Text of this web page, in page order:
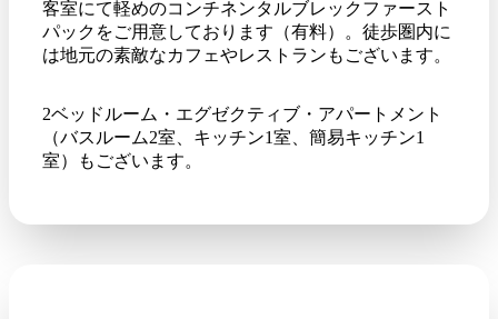
客室にて軽めのコンチネンタルブレックファースト
パックをご用意しております（有料）。徒歩圏内に
は地元の素敵なカフェやレストランもございます。
2ベッドルーム・エグゼクティブ・アパートメント
（バスルーム2室、キッチン1室、簡易キッチン1
室）もございます。